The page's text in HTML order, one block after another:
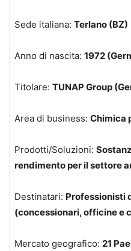
Sede italiana: Terlano (BZ)
Anno di nascita: 1972
Titolare: TUNAP Group
Area di business: Chimica
Prodotti/Soluzioni:
rendimento per il settore
Destinatari: Professionisti
(concessionari, officine e
Mercato geografico: 21